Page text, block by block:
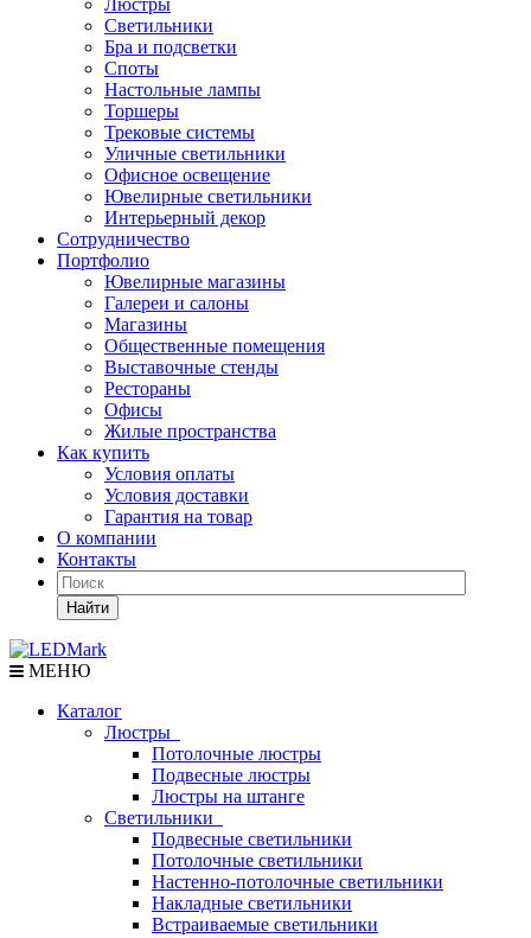
Люстры
Светильники
Бра и подсветки
Споты
Настольные лампы
Торшеры
Трековые системы
Уличные светильники
Офисное освещение
Ювелирные светильники
Интерьерный декор
Сотрудничество
Портфолио
Ювелирные магазины
Галереи и салоны
Магазины
Общественные помещения
Выставочные стенды
Рестораны
Офисы
Жилые пространства
Как купить
Условия оплаты
Условия доставки
Гарантия на товар
О компании
Контакты
Найти
МЕНЮ
Каталог
Люстры
Потолочные люстры
Подвесные люстры
Люстры на штанге
Светильники
Подвесные светильники
Потолочные светильники
Настенно-потолочные светильники
Накладные светильники
Встраиваемые светильники